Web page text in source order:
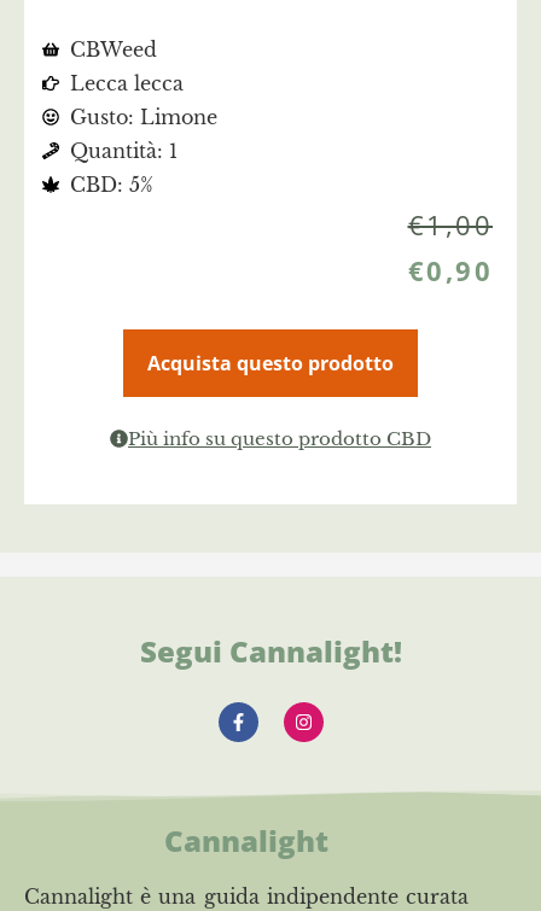
CBWeed
Lecca lecca
Gusto: Limone
Quantità: 1
CBD: 5%
€1,00
€0,90
Acquista questo prodotto
Più info su questo prodotto CBD
Segui Cannalight!
Cannalight
Cannalight è una guida indipendente curata